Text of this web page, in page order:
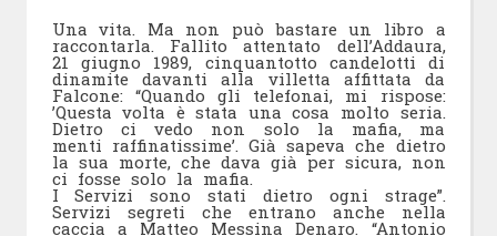
Una vita. Ma non può bastare un libro a
raccontarla. Fallito attentato dell’Addaura,
21 giugno 1989, cinquantotto candelotti di
dinamite davanti alla villetta affittata da
Falcone: “Quando gli telefonai, mi rispose:
’Questa volta è stata una cosa molto seria.
Dietro ci vedo non solo la mafia, ma
menti raffinatissime’. Già sapeva che dietro
la sua morte, che dava già per sicura, non
ci fosse solo la mafia.
I Servizi sono stati dietro ogni strage”.
Servizi segreti che entrano anche nella
caccia a Matteo Messina Denaro. “Antonio